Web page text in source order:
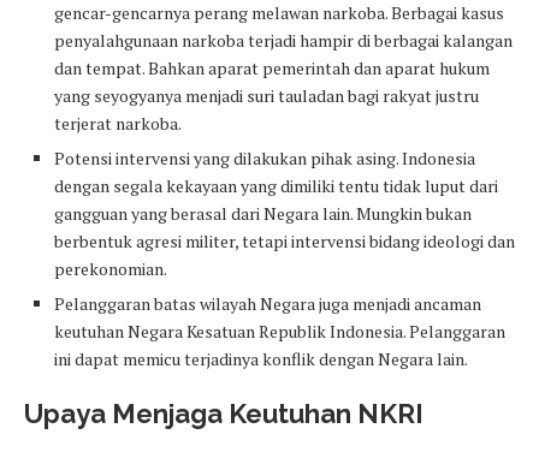
gencar-gencarnya perang melawan narkoba. Berbagai kasus
penyalahgunaan narkoba terjadi hampir di berbagai kalangan
dan tempat. Bahkan aparat pemerintah dan aparat hukum
yang seyogyanya menjadi suri tauladan bagi rakyat justru
terjerat narkoba.
Potensi intervensi yang dilakukan pihak asing. Indonesia
dengan segala kekayaan yang dimiliki tentu tidak luput dari
gangguan yang berasal dari Negara lain. Mungkin bukan
berbentuk agresi militer, tetapi intervensi bidang ideologi dan
perekonomian.
Pelanggaran batas wilayah Negara juga menjadi ancaman
keutuhan Negara Kesatuan Republik Indonesia. Pelanggaran
ini dapat memicu terjadinya konflik dengan Negara lain.
Upaya Menjaga Keutuhan NKRI